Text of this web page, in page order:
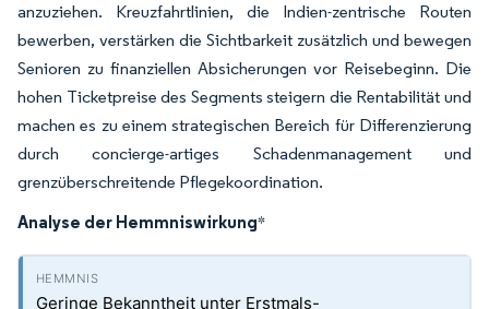
anzuziehen. Kreuzfahrtlinien, die Indien-zentrische Routen
bewerben, verstärken die Sichtbarkeit zusätzlich und bewegen
Senioren zu finanziellen Absicherungen vor Reisebeginn. Die
hohen Ticketpreise des Segments steigern die Rentabilität und
machen es zu einem strategischen Bereich für Differenzierung
durch concierge-artiges Schadenmanagement und
grenzüberschreitende Pflegekoordination.
Analyse der Hemmniswirkung*
Geringe Bekanntheit unter Erstmals-